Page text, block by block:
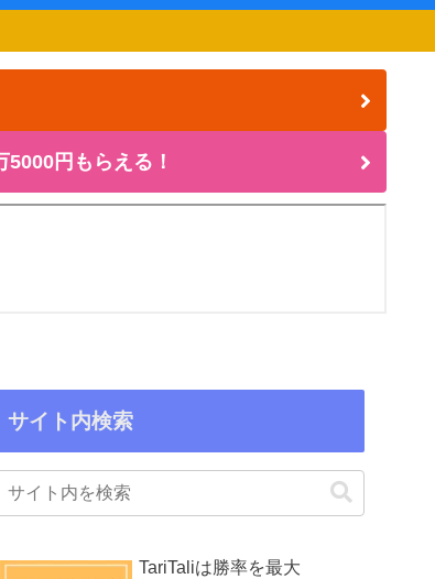
円もらえる！
サイト内検索
TariTaliは勝率を最大